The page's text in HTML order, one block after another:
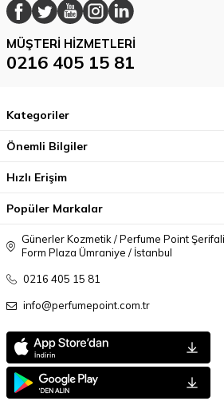
MÜŞTERI HIZMETLERI
0216 405 15 81
Kategoriler
Önemli Bilgiler
Hızlı Erişim
Popüler Markalar
Günerler Kozmetik / Perfume Point
Form Plaza Ümraniye / İstanbul
0216 405 15 81
info@perfumepoint.com.tr